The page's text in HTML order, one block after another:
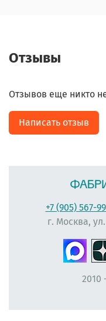
Отзывы
Отзывов еще никто
Написать отзыв
+7 (905) 567-
г. Москва,
2010